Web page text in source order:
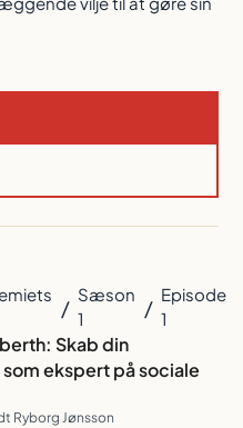
/ Sæson
1
/ Episode
1
Skab din
ekspert på sociale
Ryborg Jønsson